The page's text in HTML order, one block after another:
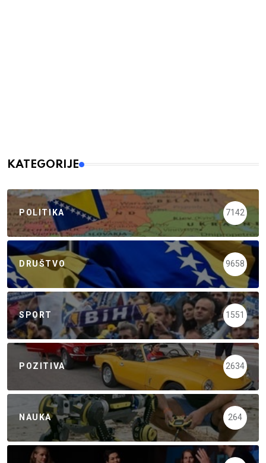
KATEGORIJE
POLITIKA 7142
DRUŠTVO 9658
SPORT 1551
POZITIVA 2634
NAUKA 264